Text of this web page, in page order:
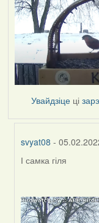
Увайдзіце ці
svyat08 -
In
by
svyat08
І самка гіля